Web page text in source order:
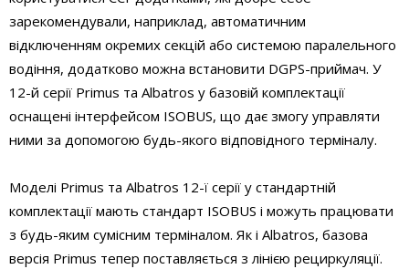
зарекомендували, наприклад, автоматичним
відключенням окремих секцій або системою паралельного
водіння, додатково можна встановити DGPS-приймач. У
12-й серії Primus та Albatros у базовій комплектації
оснащені інтерфейсом ISOBUS, що дає змогу управляти
ними за допомогою будь-якого відповідного терміналу.
Моделі Primus та Albatros 12-ї серії у стандартній
комплектації мають стандарт ISOBUS і можуть працювати
з будь-яким сумісним терміналом. Як і Albatros, базова
версія Primus тепер поставляється з лінією рециркуляції.